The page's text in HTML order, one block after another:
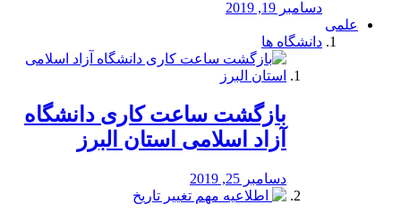
دسامبر 19, 2019
علمی
دانشگاه ها
بازگشت ساعت کاری دانشگاه
آزاد اسلامی استان البرز
دسامبر 25, 2019